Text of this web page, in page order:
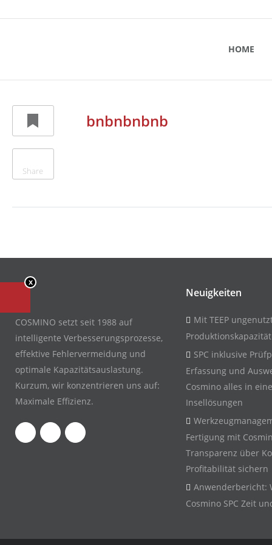
HOME
Share
bnbnbnbnb
COSMINO setzt seit 1988 auf
intelligente Verbesserungsprozesse,
effektive Fehlervermeidung und
optimale Kapazitätsauslastung.
Kurzum, wir konzentrieren uns auf:
Maximale Effizienz.
Neuigkeiten
Mit TEEP
SPC inklusive
Erfassung und
Cosmino alles in
Insellösungen
Fertigung mit
Transparenz über
Profitabilität sichern
Anwenderbericht:
Cosmino SPC Zeit
x